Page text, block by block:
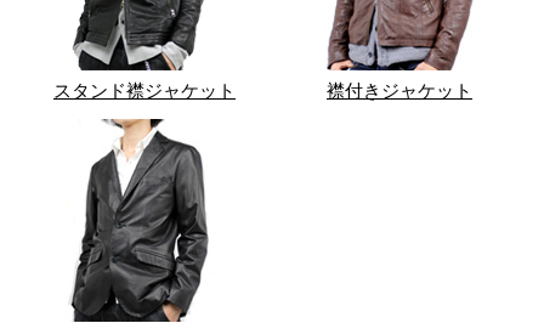
スタンド襟ジャケット 襟付きジャケット